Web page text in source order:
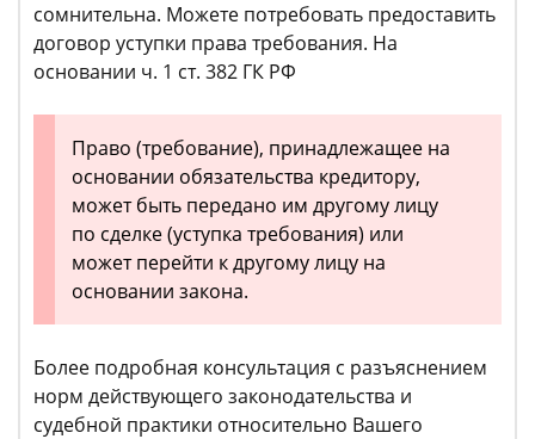
сомнительна. Можете потребовать предоставить
договор уступки права требования. На
основании ч. 1 ст. 382 ГК РФ
Право (требование), принадлежащее на
основании обязательства кредитору,
может быть передано им другому лицу
по сделке (уступка требования) или
может перейти к другому лицу на
основании закона.
Более подробная консультация с разъяснением
норм действующего законодательства и
судебной практики относительно Вашего